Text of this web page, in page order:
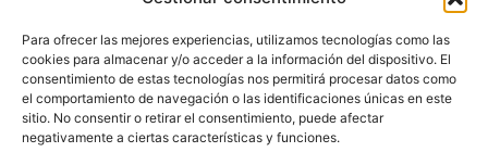
Para ofrecer las mejores experiencias, utilizamos tecnologías como las
cookies para almacenar y/o acceder a la información del dispositivo. El
consentimiento de estas tecnologías nos permitirá procesar datos como
el comportamiento de navegación o las identificaciones únicas en este
sitio. No consentir o retirar el consentimiento, puede afectar
negativamente a ciertas características y funciones.
Comprender el mundo para transformarlo.
Información Legal